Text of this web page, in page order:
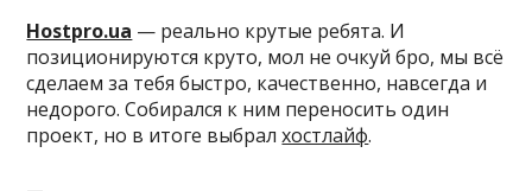
Hostpro.ua — реально крутые ребята. И
позиционируются круто, мол не очкуй бро, мы всё
сделаем за тебя быстро, качественно, навсегда и
недорого. Собирался к ним переносить один
проект, но в итоге выбралхостлайф.